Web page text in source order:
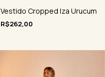
Vestido Cropped Iza Urucum
R$262,00